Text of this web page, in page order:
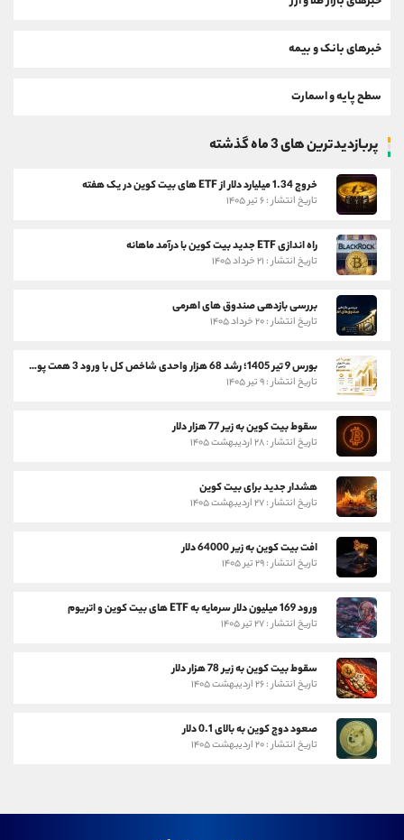
خبرهای بانک و بیمه
سطح پایه و اسمارت
پربازدیدترین های 3 ماه گذشته
خروج 1.34 میلیارد دلار از ETF های بیت کوین در یک هفته
تاریخ انتشار : ۶ تیر ۱۴۰۵
راه اندازی ETF جدید بیت کوین با درآمد ماهانه
تاریخ انتشار : ۲۱ خرداد ۱۴۰۵
بررسی بازدهی صندوق های اهرمی
تاریخ انتشار : ۲۰ خرداد ۱۴۰۵
بورس 9 تیر 1405؛ رشد 68 هزار واحدی شاخص کل با ورود 3 همت پول حقیقی
تاریخ انتشار : ۹ تیر ۱۴۰۵
سقوط بیت کوین به زیر 77 هزار دلار
تاریخ انتشار : ۲۸ اردیبهشت ۱۴۰۵
هشدار جدید برای بیت کوین
تاریخ انتشار : ۲۷ اردیبهشت ۱۴۰۵
افت بیت کوین به زیر 64000 دلار
تاریخ انتشار : ۲۹ تیر ۱۴۰۵
ورود 169 میلیون دلار سرمایه به ETF های بیت کوین و اتریوم
تاریخ انتشار : ۲۷ تیر ۱۴۰۵
سقوط بیت کوین به زیر 78 هزار دلار
تاریخ انتشار : ۲۶ اردیبهشت ۱۴۰۵
صعود دوج کوین به بالای 0.1 دلار
تاریخ انتشار : ۲۰ اردیبهشت ۱۴۰۵